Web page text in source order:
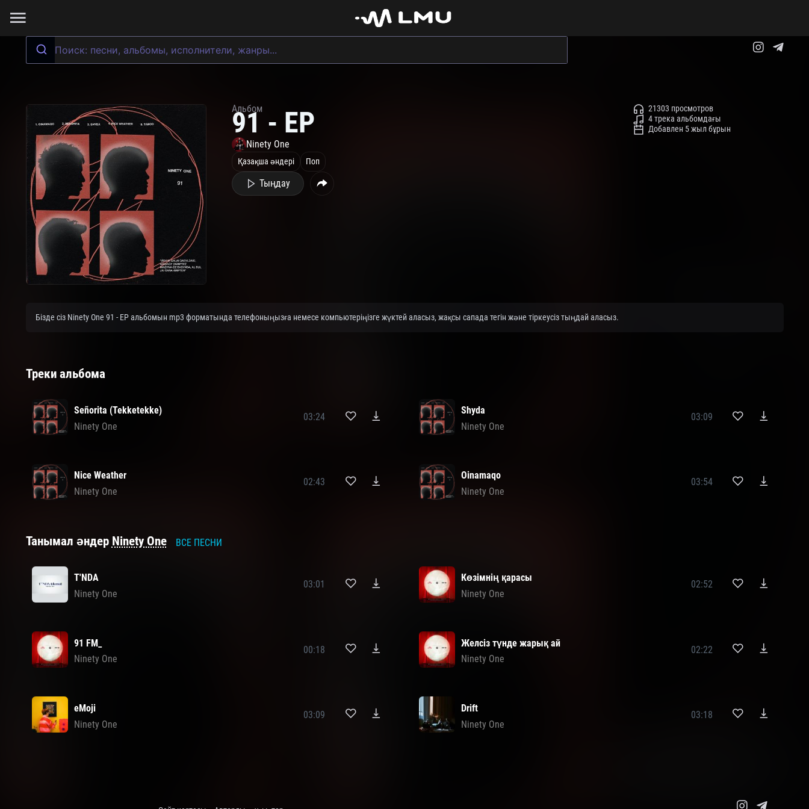
Альбом
91 - EP
Ninety One
Қазақша әндері Поп
Тыңдау
21303 просмотров
4 трека альбомдағы
Добавлен 5 жыл бұрын
Бізде сіз Ninety One 91 - EP альбомын mp3 форматында телефоныңызға немесе компьютеріңізге жүктей аласыз, жақсы сапада тегін және тіркеусіз тыңдай аласыз.
Треки альбома
Señorita (Tekketekke)
Ninety One
03:24
Shyda
Ninety One
03:09
Nice Weather
Ninety One
02:43
Oinamaqo
Ninety One
03:54
Танымал әндер Ninety One ВСЕ ПЕСНИ
T'NDA
Ninety One
03:01
Көзімнің қарасы
Ninety One
02:52
91 FM_
Ninety One
00:18
Желсіз түнде жарық ай
Ninety One
02:22
eMoji
Ninety One
03:09
Drift
Ninety One
03:18